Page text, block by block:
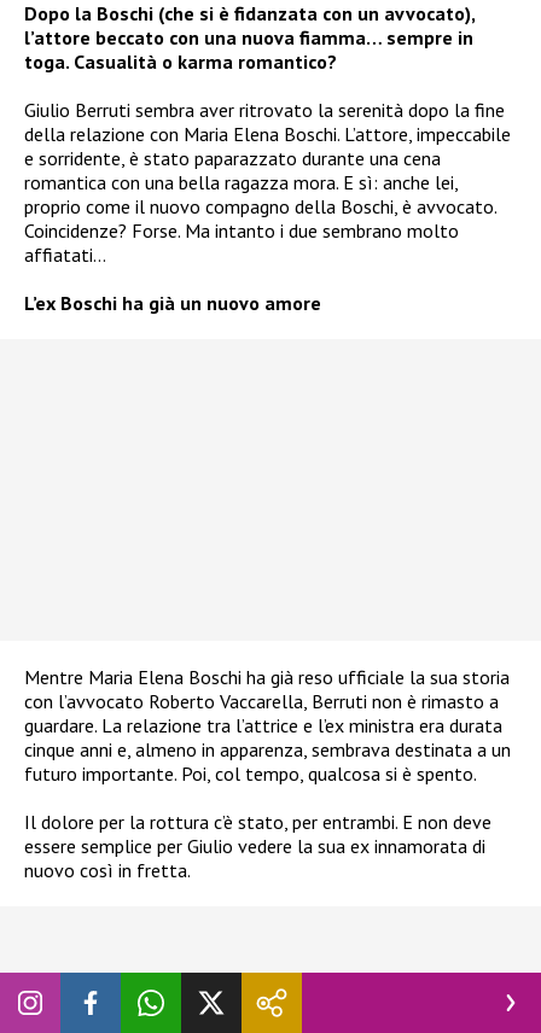
Dopo la Boschi (che si è fidanzata con un avvocato),
l’attore beccato con una nuova fiamma… sempre in
toga. Casualità o karma romantico?
Giulio Berruti sembra aver ritrovato la serenità dopo la fine
della relazione con Maria Elena Boschi. L’attore, impeccabile
e sorridente, è stato paparazzato durante una cena
romantica con una bella ragazza mora. E sì: anche lei,
proprio come il nuovo compagno della Boschi, è avvocato.
Coincidenze? Forse. Ma intanto i due sembrano molto
affiatati…
L’ex Boschi ha già un nuovo amore
Mentre Maria Elena Boschi ha già reso ufficiale la sua storia
con l’avvocato Roberto Vaccarella, Berruti non è rimasto a
guardare. La relazione tra l’attrice e l’ex ministra era durata
cinque anni e, almeno in apparenza, sembrava destinata a un
futuro importante. Poi, col tempo, qualcosa si è spento.
Il dolore per la rottura c’è stato, per entrambi. E non deve
essere semplice per Giulio vedere la sua ex innamorata di
nuovo così in fretta.